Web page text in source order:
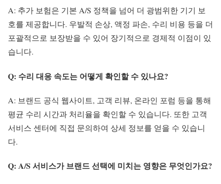
A: 추가 보험은 기본 A/S 정책을 넘어 더 광범위한 기기 보
호를 제공합니다. 우발적 손상, 액정 파손, 수리 비용 등을 더
포괄적으로 보장받을 수 있어 장기적으로 경제적 이점이 있
습니다.
Q: 수리 대응 속도는 어떻게 확인할 수 있나요?
A: 브랜드 공식 웹사이트, 고객 리뷰, 온라인 포럼 등을 통해
평균 수리 시간과 처리율을 확인할 수 있습니다. 또한 고객
서비스 센터에 직접 문의하여 상세 정보를 얻을 수 있습니
다.
Q: A/S 서비스가 브랜드 선택에 미치는 영향은 무엇인가요?